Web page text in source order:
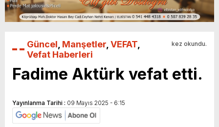
Güncel Manşetler VEFAT
Vefat Haberleri
kez okundu.
Fadime Aktürk vefat etti.
Yayınlanma Tarihi : 09 Mayıs 2025 - 6:15